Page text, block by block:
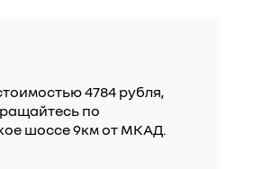
4784 рубля,
по
шоссе 9км от МКАД.